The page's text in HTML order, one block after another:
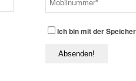
Ich bin mit der